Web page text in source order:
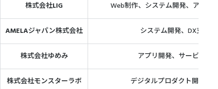
株式会社LIG Web制作、システム開発、アプリ
AMELAジャパン株式会社 システム開発、DX支援
株式会社ゆめみ アプリ開発、サービスデ
株式会社モンスターラボ デジタルプロダクト開発、